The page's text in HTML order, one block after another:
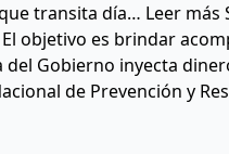
transita día… Leer más
objetivo es brindar
Gobierno inyecta
de Prevención y